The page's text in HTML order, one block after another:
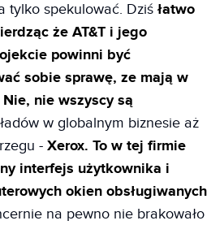
tylko spekulować. Dziś łatwo
że AT&T i jego
powinni być
sobie sprawę, ze mają w
Nie, nie wszyscy są
w globalnym biznesie aż
- Xerox. To w tej firmie
interfejs użytkownika i
okien obsługiwanych
na pewno nie brakowało